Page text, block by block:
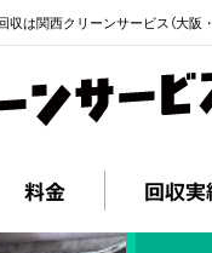
収は関西クリーンサービス（大阪
料金 回収実